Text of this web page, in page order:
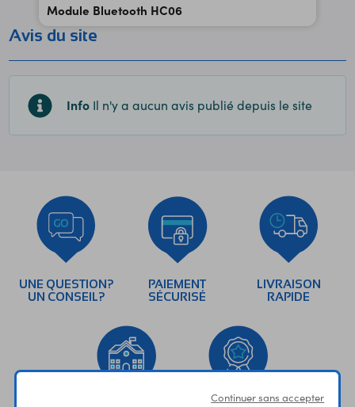
Module Bluetooth HC06
Avis du site
Info Il n'y a aucun avis publié depuis le site
UNE QUESTION?
UN CONSEIL?
PAIEMENT
SÉCURISÉ
LIVRAISON
RAPIDE
Continuer sans accepter